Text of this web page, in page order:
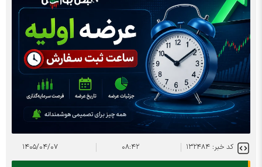
کد خبر: ۱۳۲۴۸۴ ۰۸:۴۲ ۱۴۰۵/۰۴/۰۷